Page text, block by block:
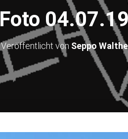
Foto
Veröffentlicht von Seppo